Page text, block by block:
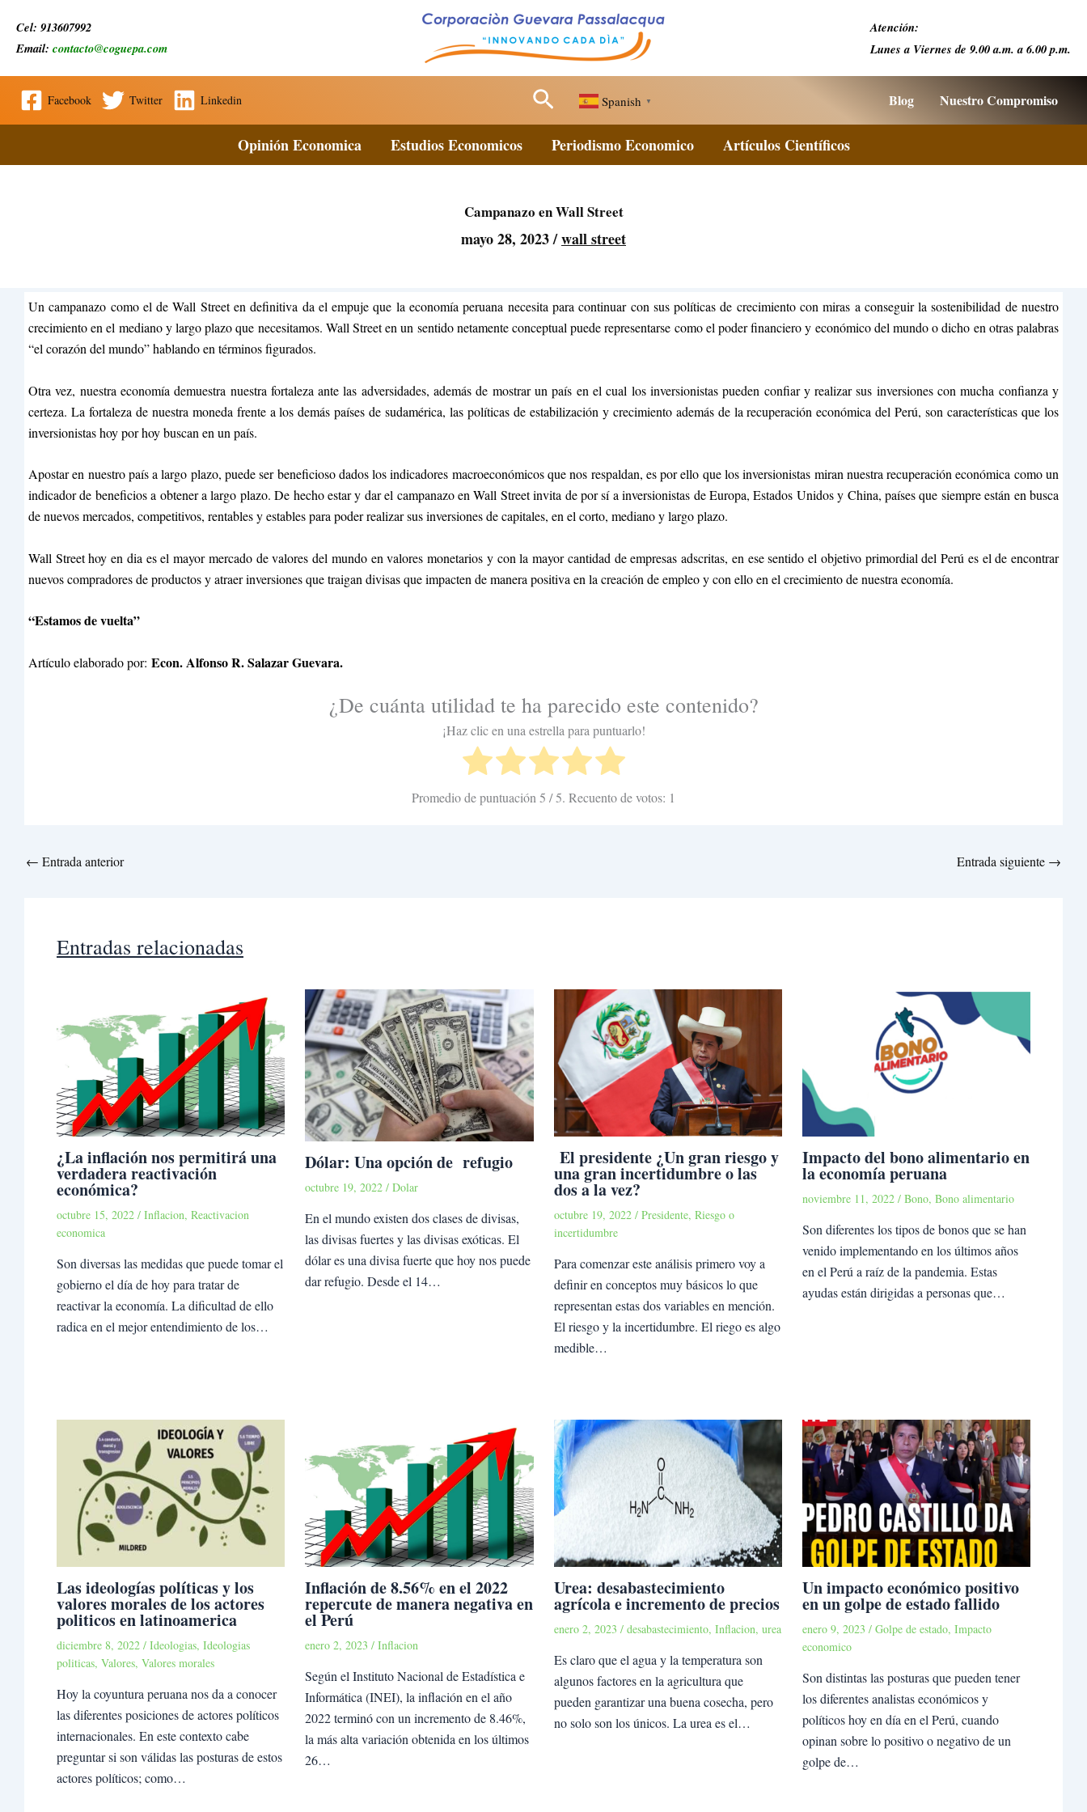
contenido
Cel: 913607992
Email: contacto@coguepa.com
Atención:
Lunes a Viernes de 9.00 a.m. a 6.00 p.m.
Facebook Twitter Linkedin Buscar Spanish ▼ Blog Nuestro Compromiso
Opinión Economica Estudios Economicos Periodismo Economico Artículos Científicos
Campanazo en Wall Street
mayo 28, 2023/wall street
Un campanazo como el de Wall Street en definitiva da el empuje que la economía peruana necesita para continuar con sus políticas de crecimiento con miras a conseguir la sostenibilidad de nuestro
crecimiento en el mediano y largo plazo que necesitamos. Wall Street en un sentido netamente conceptual puede representarse como el poder financiero y económico del mundo o dicho en otras palabras
“el corazón del mundo” hablando en términos figurados.
Otra vez, nuestra economía demuestra nuestra fortaleza ante las adversidades, además de mostrar un país en el cual los inversionistas pueden confiar y realizar sus inversiones con mucha confianza y
certeza. La fortaleza de nuestra moneda frente a los demás países de sudamérica, las políticas de estabilización y crecimiento además de la recuperación económica del Perú, son características que los
inversionistas hoy por hoy buscan en un país.
Apostar en nuestro país a largo plazo, puede ser beneficioso dados los indicadores macroeconómicos que nos respaldan, es por ello que los inversionistas miran nuestra recuperación económica como un
indicador de beneficios a obtener a largo plazo. De hecho estar y dar el campanazo en Wall Street invita de por sí a inversionistas de Europa, Estados Unidos y China, países que siempre están en busca
de nuevos mercados, competitivos, rentables y estables para poder realizar sus inversiones de capitales, en el corto, mediano y largo plazo.
Wall Street hoy en dia es el mayor mercado de valores del mundo en valores monetarios y con la mayor cantidad de empresas adscritas, en ese sentido el objetivo primordial del Perú es el de encontrar
nuevos compradores de productos y atraer inversiones que traigan divisas que impacten de manera positiva en la creación de empleo y con ello en el crecimiento de nuestra economía.
“Estamos de vuelta”
Artículo elaborado por: Econ. Alfonso R. Salazar Guevara.
¿De cuánta utilidad te ha parecido este contenido?
¡Haz clic en una estrella para puntuarlo!
Promedio de puntuación 5 / 5. Recuento de votos: 1
← Entrada anterior Entrada siguiente →
Entradas relacionadas
¿La inflación nos permitirá una
verdadera reactivación
económica?
octubre 15, 2022 / Inflacion, Reactivacion
economica
Son diversas las medidas que puede tomar el
gobierno el día de hoy para tratar de
reactivar la economía. La dificultad de ello
radica en el mejor entendimiento de los…
Dólar: Una opción de refugio
octubre 19, 2022/Dolar
En el mundo existen dos clases de divisas,
las divisas fuertes y las divisas exóticas. El
dólar es una divisa fuerte que hoy nos puede
dar refugio. Desde el 14…
El presidente ¿Un gran riesgo y
una gran incertidumbre o las
dos a la vez?
octubre 19, 2022 / Presidente, Riesgo o
incertidumbre
Para comenzar este análisis primero voy a
definir en conceptos muy básicos lo que
representan estas dos variables en mención.
El riesgo y la incertidumbre. El riego es algo
medible…
Impacto del bono alimentario en
la economía peruana
noviembre 11, 2022 / Bono, Bono alimentario
Son diferentes los tipos de bonos que se han
venido implementando en los últimos años
en el Perú a raíz de la pandemia. Estas
ayudas están dirigidas a personas que…
Las ideologías políticas y los
valores morales de los actores
politicos en latinoamerica
diciembre 8, 2022 / Ideologias, Ideologias
politicas, Valores, Valores morales
Hoy la coyuntura peruana nos da a conocer
las diferentes posiciones de actores políticos
internacionales. En este contexto cabe
preguntar si son válidas las posturas de estos
actores políticos; como…
Inflación de 8.56% en el 2022
repercute de manera negativa en
el Perú
enero 2, 2023/Inflacion
Según el Instituto Nacional de Estadística e
Informática (INEI), la inflación en el año
2022 terminó con un incremento de 8.46%,
la más alta variación obtenida en los últimos
26…
Urea: desabastecimiento
agrícola e incremento de precios
enero 2, 2023 / desabastecimiento, Inflacion, urea
Es claro que el agua y la temperatura son
algunos factores en la agricultura que
pueden garantizar una buena cosecha, pero
no solo son los únicos. La urea es el…
Un impacto económico positivo
en un golpe de estado fallido
enero 9, 2023 / Golpe de estado, Impacto
economico
Son distintas las posturas que pueden tener
los diferentes analistas económicos y
políticos hoy en día en el Perú, cuando
opinan sobre lo positivo o negativo de un
golpe de…